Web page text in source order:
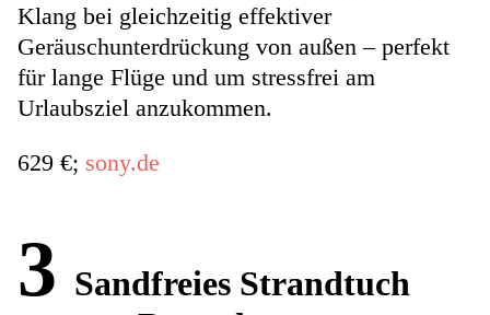
Klang bei gleichzeitig effektiver
Geräuschunterdrückung von außen – perfekt
für lange Flüge und um stressfrei am
Urlaubsziel anzukommen.
629 €; sony.de
3 Sandfreies Strandtuch